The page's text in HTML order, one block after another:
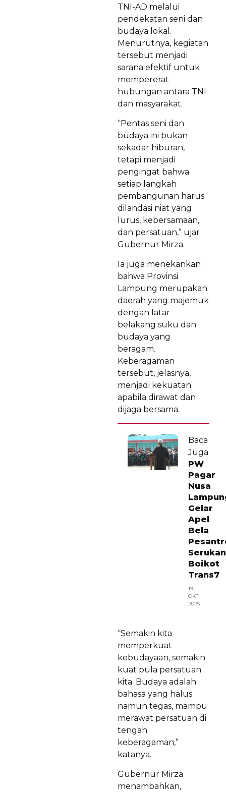
TNI-AD melalui
pendekatan seni dan
budaya lokal.
Menurutnya, kegiatan
tersebut menjadi
sarana efektif untuk
mempererat
hubungan antara TNI
dan masyarakat.
“Pentas seni dan
budaya ini bukan
sekadar hiburan,
tetapi menjadi
pengingat bahwa
setiap langkah
pembangunan harus
dilandasi niat yang
lurus, kebersamaan,
dan persatuan,” ujar
Gubernur Mirza.
Ia juga menekankan
bahwa Provinsi
Lampung merupakan
daerah yang majemuk
dengan latar
belakang suku dan
budaya yang
beragam.
Keberagaman
tersebut, jelasnya,
menjadi kekuatan
apabila dirawat dan
dijaga bersama.
Baca
Juga
PW
Pagar
Nusa
Gelar
Apel
Bela
Serukan
Boikot
Trans7
19
OKT
2025
“Semakin kita
memperkuat
kebudayaan, semakin
kuat pula persatuan
kita. Budaya adalah
bahasa yang halus
namun tegas, mampu
merawat persatuan di
tengah
keberagaman,”
katanya.
Gubernur Mirza
menambahkan,